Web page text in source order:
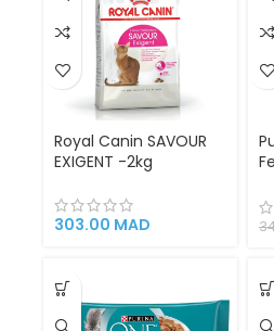
Royal Canin SAVOUR
EXIGENT -2kg
303.00 MAD